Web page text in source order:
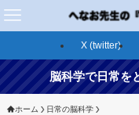
X (twitter)
脳科学で日常を
ホーム 日常の脳科学